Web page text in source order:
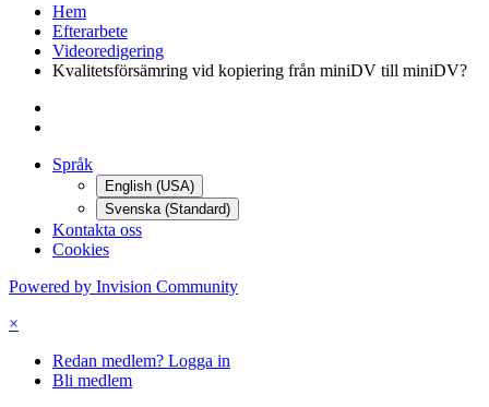
Hem
Efterarbete
Videoredigering
Kvalitetsförsämring vid kopiering från miniDV till miniDV?
Språk
English (USA)
Svenska (Standard)
Kontakta oss
Cookies
Powered by Invision Community
×
Redan medlem? Logga in
Bli medlem